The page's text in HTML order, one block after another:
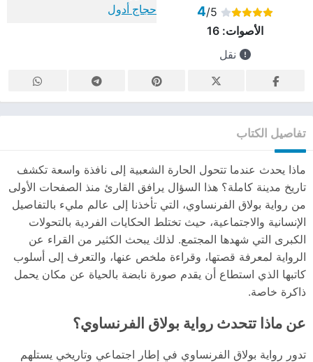
4/5
الأصوات:16
نقل
حجاج أدول
تفاصيل الكتاب
ماذا يحدث عندما تتحول الحارة الشعبية إلى نافذة واسعة تكشف
تاريخ مدينة كاملة؟ هذا السؤال يرافق القارئ منذ الصفحات الأولى
من رواية بولاق الفرنساوي، التي تأخذنا إلى عالم مليء بالتفاصيل
الإنسانية والاجتماعية، حيث تختلط الحكايات الفردية بالتحولات
الكبرى التي شهدها المجتمع. لذلك يبحث الكثير من القراء عن
الرواية لمعرفة قصتها، وقراءة ملخص عنها، والتعرف إلى أسلوب
كاتبها الذي استطاع أن يقدم صورة نابضة بالحياة عن مكان يحمل
ذاكرة خاصة.
عن ماذا تتحدث رواية بولاق الفرنساوي؟
تدور رواية بولاق الفرنساوي في إطار اجتماعي وتاريخي يستلهم